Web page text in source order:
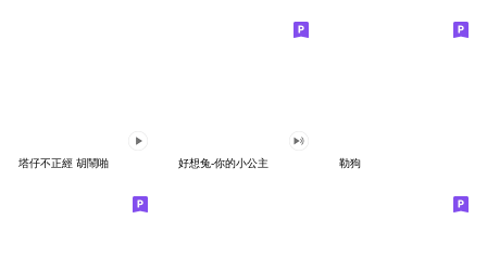
塔仔不正經 胡鬧啪 好想兔-你的小公主 勒狗